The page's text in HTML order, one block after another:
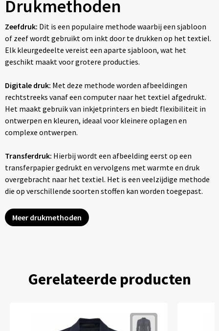
Drukmethoden
Zeefdruk: Dit is een populaire methode waarbij een sjabloon
of zeef wordt gebruikt om inkt door te drukken op het textiel.
Elk kleurgedeelte vereist een aparte sjabloon, wat het
geschikt maakt voor grotere producties.
Digitale druk: Met deze methode worden afbeeldingen
rechtstreeks vanaf een computer naar het textiel afgedrukt.
Het maakt gebruik van inkjetprinters en biedt flexibiliteit in
ontwerpen en kleuren, ideaal voor kleinere oplagen en
complexe ontwerpen.
Transferdruk: Hierbij wordt een afbeelding eerst op een
transferpapier gedrukt en vervolgens met warmte en druk
overgebracht naar het textiel. Het is een veelzijdige methode
die op verschillende soorten stoffen kan worden toegepast.
Meer drukmethoden
Gerelateerde producten